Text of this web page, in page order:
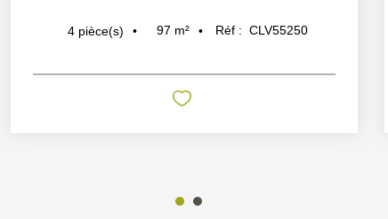
4 pièce(s) 97 m² Réf : CLV55250